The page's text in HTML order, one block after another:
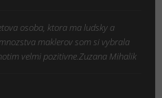
osoba, ktora ma ludsky a
maklerov som si vybrala
velmi pozitivne.Zuzana Mihalik